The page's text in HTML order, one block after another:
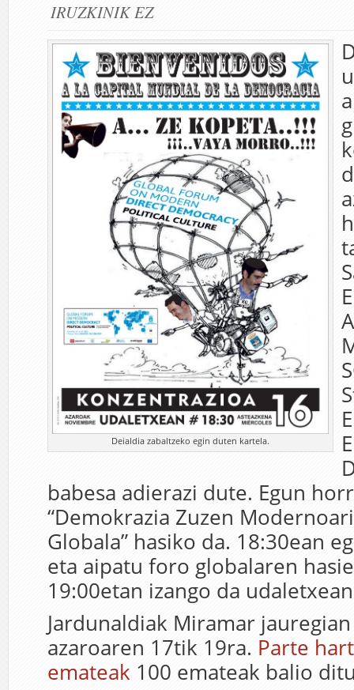
IRUZKINIK EZ
Deialdia zabaltzeko egin duten kartela.
babesa adierazi dute. Egun
“Demokrazia Zuzen
Globala” hasiko da. 18:30ean
eta aipatu foro globalaren
19:00etan izango da
Jardunaldiak Miramar
azaroaren 17tik 19ra. Parte
emateak 100 emateak balio